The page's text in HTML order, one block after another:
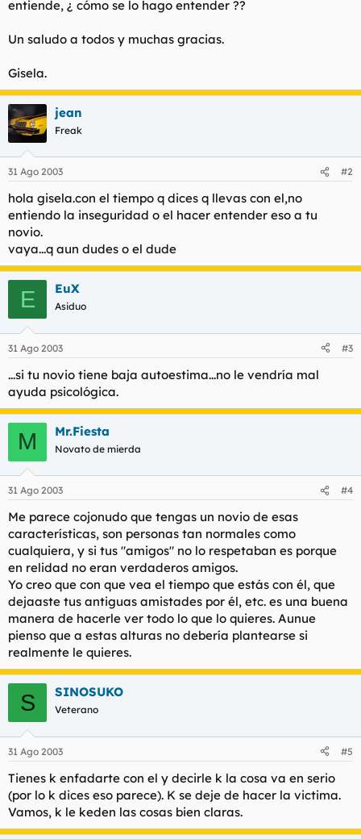
entiende, ¿ cómo se lo hago entender ??
Un saludo a todos y muchas gracias.
Gisela.
jean
Freak
31 Ago 2003 #2
hola gisela.con el tiempo q dices q llevas con el,no
entiendo la inseguridad o el hacer entender eso a tu
novio.
vaya...q aun dudes o el dude
E EuX
Asiduo
31 Ago 2003 #3
...si tu novio tiene baja autoestima...no le vendría mal
ayuda psicológica.
M Mr.Fiesta
Novato de mierda
31 Ago 2003 #4
Me parece cojonudo que tengas un novio de esas
características, son personas tan normales como
cualquiera, y si tus "amigos" no lo respetaban es porque
en relidad no eran verdaderos amigos.
Yo creo que con que vea el tiempo que estás con él, que
dejaaste tus antiguas amistades por él, etc. es una buena
manera de hacerle ver todo lo que lo quieres. Aunue
pienso que a estas alturas no debería plantearse si
realmente le quieres.
S SINOSUKO
Veterano
31 Ago 2003 #5
Tienes k enfadarte con el y decirle k la cosa va en serio
(por lo k dices eso parece). K se deje de hacer la victima.
Vamos, k le keden las cosas bien claras.